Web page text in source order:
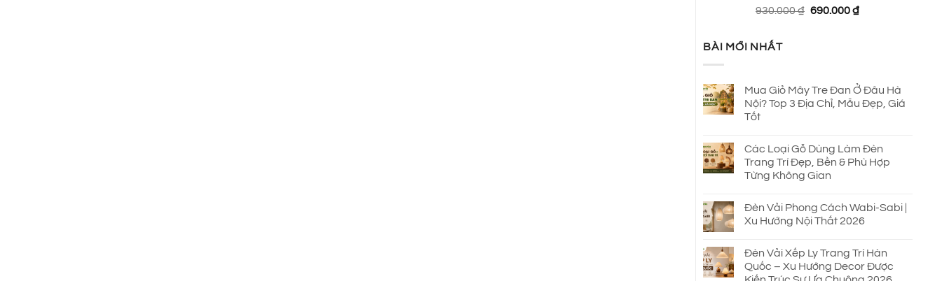
930.000₫ Giá
690.000₫Giá
BÀI MỚI NHẤT
Mua Giỏ Mây Tre Đan Ở Đâu Hà
Nội? Top 3 Địa Chỉ, Mẫu Đẹp, Giá
Tốt
Các Loại Gỗ Dùng Làm Đèn
Trang Trí Đẹp, Bền & Phù Hợp
Từng Không Gian
Đèn Vải Phong Cách Wabi-Sabi |
Xu Hướng Nội Thất 2026
Đèn Vải Xếp Ly Trang Trí Hàn
Quốc – Xu Hướng Decor Được